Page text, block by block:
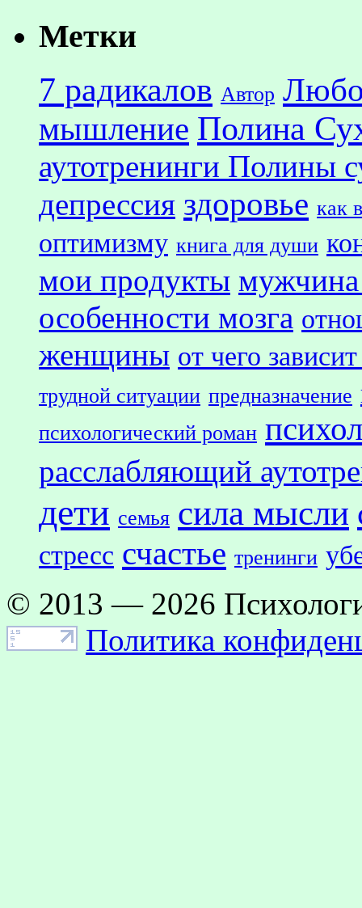
Метки
7 радикалов Автор
мышление Полина
аутотренинги Полины
депрессия здоровье как
оптимизму книга для души
мои продукты
особенности мозга
женщины от чего
трудной ситуации предназначение
психологический роман
расслабляющий
дети семья сила мысли
стресс счастье тренинги
© 2013 — 2026
Политика